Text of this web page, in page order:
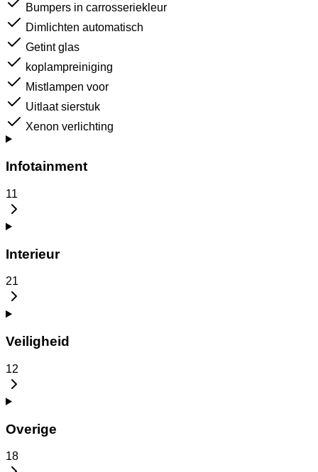
Bumpers in carrosseriekleur
Dimlichten automatisch
Getint glas
koplampreiniging
Mistlampen voor
Uitlaat sierstuk
Xenon verlichting
Infotainment
11
Interieur
21
Veiligheid
12
Overige
18